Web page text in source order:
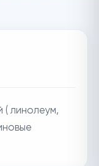
( линолеум,